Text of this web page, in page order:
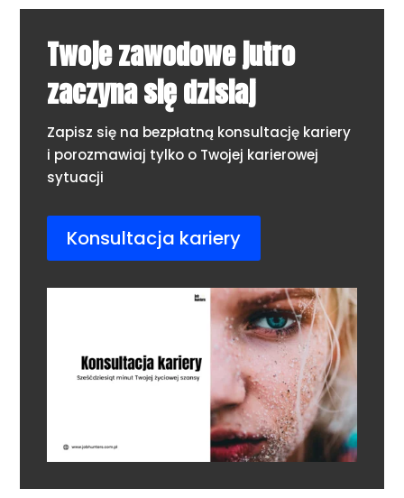
Twoje zawodowe jutro
zaczyna się dzisiaj
Zapisz się na bezpłatną konsultację kariery
i porozmawiaj tylko o Twojej karierowej
sytuacji
Konsultacja kariery